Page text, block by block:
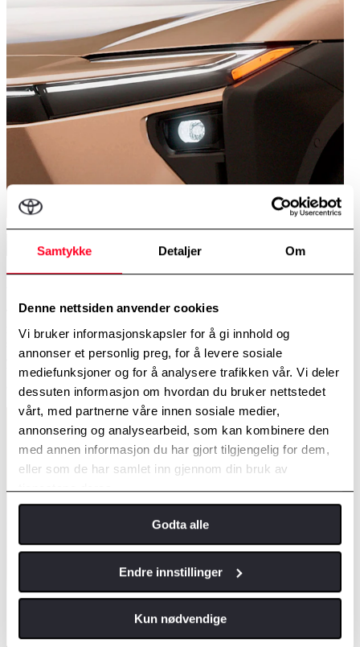
Samtykke Detaljer Om
Denne nettsiden anvender cookies
Vi bruker informasjonskapsler for å gi innhold og
annonser et personlig preg, for å levere sosiale
mediefunksjoner og for å analysere trafikken vår. Vi deler
dessuten informasjon om hvordan du bruker nettstedet
vårt, med partnerne våre innen sosiale medier,
annonsering og analysearbeid, som kan kombinere den
med annen informasjon du har gjort tilgjengelig for dem,
eller som de har samlet inn gjennom din bruk av
tjenestene deres.
Godta alle
Endre innstillinger
Kun nødvendige
Toyota bZ4X Touring er utstyrt med frontlykter som kombinerer
moderne teknologi med et særpreget design. Den kraftige lysstyrken
skjærer effektivt gjennom mørket og fremhever bilens
allværsegenskaper – perfekt for norske forhold. Lyktene gir ikke
bare god sikt, men understreker også bilens teknologiske uttrykk og
elegante fremtoning.